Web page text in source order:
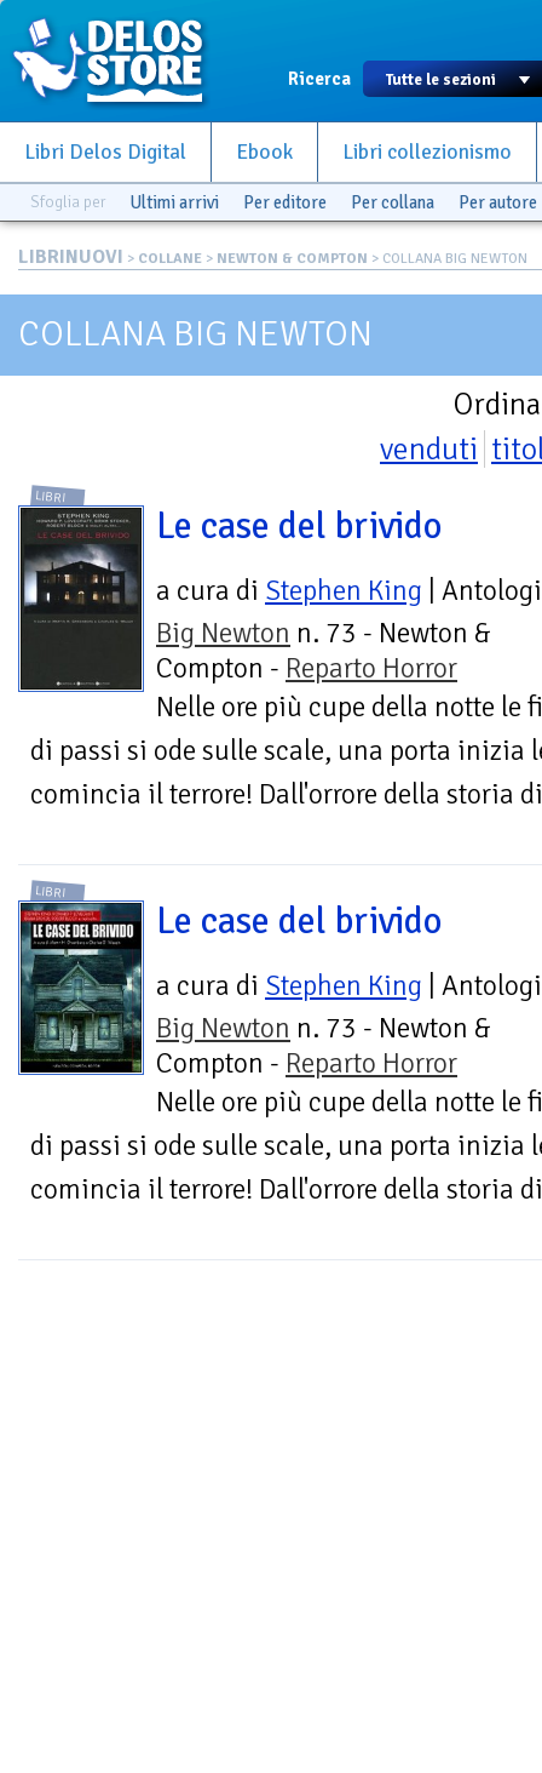
Ricerca
Libri Delos Digital Ebook Libri collezionismo
Sfoglia per Ultimi arrivi Per editore Per collana Per autore
LIBRINUOVI > COLLANE > NEWTON & COMPTON > COLLANA BIG NEWTON
COLLANA BIG NEWTON
venduti
LIBRI
Le case del brivido
a cura di Stephen King |
Big Newton n. 73 - Newton &
Compton - Reparto Horror
Nelle ore più cupe della notte le
di passi si ode sulle scale, una porta inizia
comincia il terrore! Dall'orrore della storia
LIBRI
Le case del brivido
a cura di Stephen King |
Big Newton n. 73 - Newton &
Compton - Reparto Horror
Nelle ore più cupe della notte le
di passi si ode sulle scale, una porta inizia
comincia il terrore! Dall'orrore della storia